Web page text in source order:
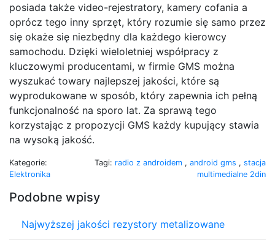
posiada także video-rejestratory, kamery cofania a
oprócz tego inny sprzęt, który rozumie się samo przez
się okaże się niezbędny dla każdego kierowcy
samochodu. Dzięki wieloletniej współpracy z
kluczowymi producentami, w firmie GMS można
wyszukać towary najlepszej jakości, które są
wyprodukowane w sposób, który zapewnia ich pełną
funkcjonalność na sporo lat. Za sprawą tego
korzystając z propozycji GMS każdy kupujący stawia
na wysoką jakość.
Kategorie:
Elektronika
Tagi: radio z androidem , android gms , stacja
multimedialne 2din
Podobne wpisy
Najwyższej jakości rezystory metalizowane